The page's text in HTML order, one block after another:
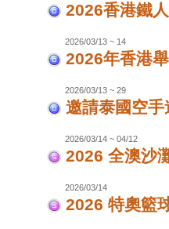
2026香港鐵
2026/03/13 ~ 14
2026年香港
2026/03/13 ~ 29
邀請泰國空
2026/03/14 ~ 04/12
2026 全澳沙
2026/03/14
2026 特奧籃